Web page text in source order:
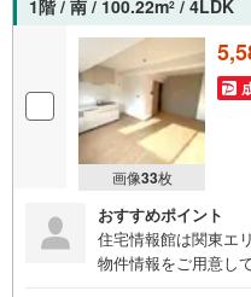
1階 / 南 / 100.22m2 / 4LDK
画像33枚
おすすめポイント
住宅情報館は関東エ
物件情報をご用意し